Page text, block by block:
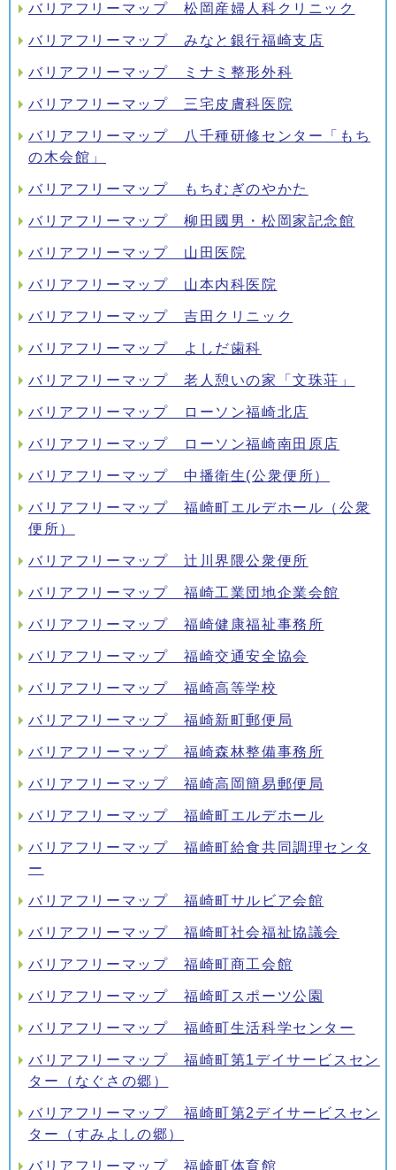
バリアフリーマップ 松岡産婦人科クリニック
バリアフリーマップ みなと銀行福崎支店
バリアフリーマップ ミナミ整形外科
バリアフリーマップ 三宅皮膚科医院
バリアフリーマップ 八千種研修センター「もち
の木会館」
バリアフリーマップ もちむぎのやかた
バリアフリーマップ 柳田國男・松岡家記念館
バリアフリーマップ 山田医院
バリアフリーマップ 山本内科医院
バリアフリーマップ 吉田クリニック
バリアフリーマップ よしだ歯科
バリアフリーマップ 老人憩いの家「文珠荘」
バリアフリーマップ ローソン福崎北店
バリアフリーマップ ローソン福崎南田原店
バリアフリーマップ 中播衛生(公衆便所）
バリアフリーマップ 福崎町エルデホール（公衆
便所）
バリアフリーマップ 辻川界隈公衆便所
バリアフリーマップ 福崎工業団地企業会館
バリアフリーマップ 福崎健康福祉事務所
バリアフリーマップ 福崎交通安全協会
バリアフリーマップ 福崎高等学校
バリアフリーマップ 福崎新町郵便局
バリアフリーマップ 福崎森林整備事務所
バリアフリーマップ 福崎高岡簡易郵便局
バリアフリーマップ 福崎町エルデホール
バリアフリーマップ 福崎町給食共同調理センタ
ー
バリアフリーマップ 福崎町サルビア会館
バリアフリーマップ 福崎町社会福祉協議会
バリアフリーマップ 福崎町商工会館
バリアフリーマップ 福崎町スポーツ公園
バリアフリーマップ 福崎町生活科学センター
バリアフリーマップ 福崎町第1デイサービスセン
ター（なぐさの郷）
バリアフリーマップ 福崎町第2デイサービスセン
ター（すみよしの郷）
バリアフリーマップ 福崎町体育館